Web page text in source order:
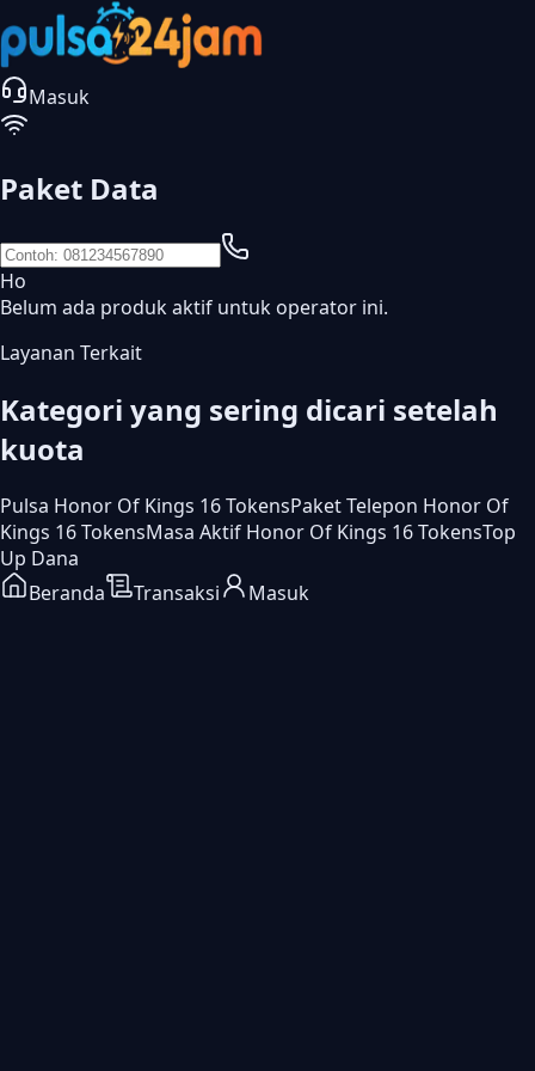
Masuk
Paket Data
Ho
Belum ada produk aktif untuk operator ini.
Layanan Terkait
Kategori yang sering dicari setelah
kuota
Pulsa Honor Of Kings 16 TokensPaket Telepon Honor Of
Kings 16 TokensMasa Aktif Honor Of Kings 16 TokensTop
Up Dana
Beranda
Transaksi Masuk